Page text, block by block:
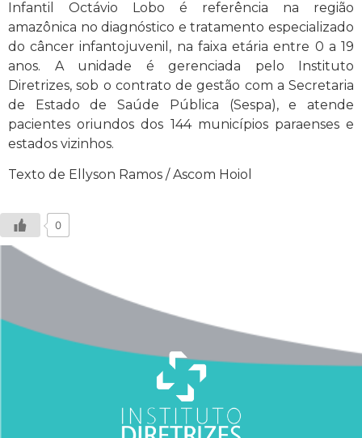
Infantil Octávio Lobo é referência na região
amazônica no diagnóstico e tratamento especializado
do câncer infantojuvenil, na faixa etária entre 0 a 19
anos. A unidade é gerenciada pelo Instituto
Diretrizes, sob o contrato de gestão com a Secretaria
de Estado de Saúde Pública (Sespa), e atende
pacientes oriundos dos 144 municípios paraenses e
estados vizinhos.
Texto de Ellyson Ramos / Ascom Hoiol
0